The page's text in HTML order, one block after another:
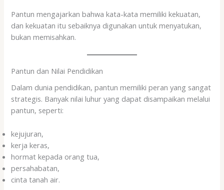
Pantun mengajarkan bahwa kata-kata memiliki kekuatan,
dan kekuatan itu sebaiknya digunakan untuk menyatukan,
bukan memisahkan.
Pantun dan Nilai Pendidikan
Dalam dunia pendidikan, pantun memiliki peran yang sangat
strategis. Banyak nilai luhur yang dapat disampaikan melalui
pantun, seperti:
kejujuran,
kerja keras,
hormat kepada orang tua,
persahabatan,
cinta tanah air.